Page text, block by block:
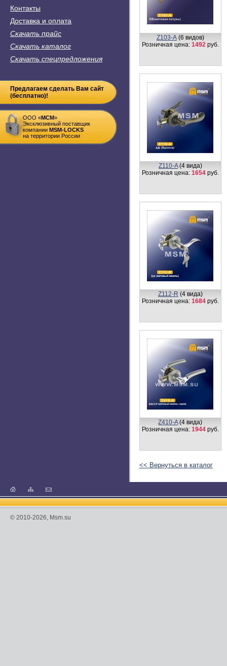
Контакты
Доставка и оплата
Скачать прайс
Скачать каталог
Скачать спецпредложения
Предлагаем сделать Вам сайт
(бесплатно)!
ООО «MСM»
Эксклюзивный поставщик
компании MSM-LOCKS
на территории России
Z103-А (6 видов)
Розничная цена: 1492 руб.
Z110-A(4 вида)
Розничная цена: 1654 руб.
Z112-R (4 вида)
Розничная цена: 1684 руб.
Z410-A(4 вида)
Розничная цена: 1944 руб.
<< Вернуться в каталог
© 2010-2026, Msm.su